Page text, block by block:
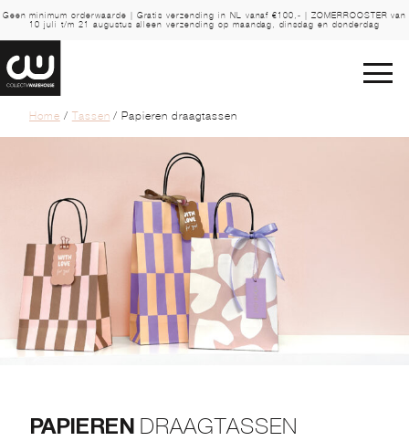
Geen minimum orderwaarde | Gratis verzending in NL vanaf €100,- | ZOMERROOSTER van
10 juli t/m 21 augustus alleen verzending op maandag, dinsdag en donderdag
Home / Tassen / Papieren draagtassen
PAPIEREN DRAAGTASSEN